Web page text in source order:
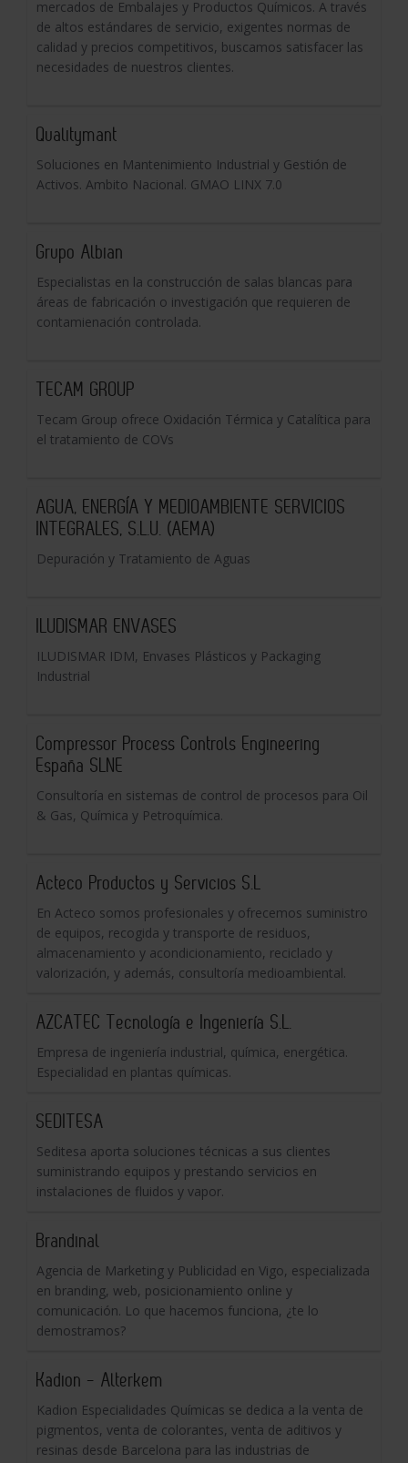
mercados de Embalajes y Productos Químicos. A través
de altos estándares de servicio, exigentes normas de
calidad y precios competitivos, buscamos satisfacer las
necesidades de nuestros clientes.
Qualitymant
Soluciones en Mantenimiento Industrial y Gestión de
Activos. Ambito Nacional. GMAO LINX 7.0
Grupo Albian
Especialistas en la construcción de salas blancas para
áreas de fabricación o investigación que requieren de
contamienación controlada.
TECAM GROUP
Tecam Group ofrece Oxidación Térmica y Catalítica para
el tratamiento de COVs
AGUA, ENERGÍA Y MEDIOAMBIENTE SERVICIOS
INTEGRALES, S.L.U. (AEMA)
Depuración y Tratamiento de Aguas
ILUDISMAR ENVASES
ILUDISMAR IDM, Envases Plásticos y Packaging
Industrial
Compressor Process Controls Engineering
España SLNE
Consultoría en sistemas de control de procesos para Oil
& Gas, Química y Petroquímica.
Acteco Productos y Servicios S.L
En Acteco somos profesionales y ofrecemos suministro
de equipos, recogida y transporte de residuos,
almacenamiento y acondicionamiento, reciclado y
valorización, y además, consultoría medioambiental.
AZCATEC Tecnología e Ingeniería S.L.
Empresa de ingeniería industrial, química, energética.
Especialidad en plantas químicas.
SEDITESA
Seditesa aporta soluciones técnicas a sus clientes
suministrando equipos y prestando servicios en
instalaciones de fluidos y vapor.
Brandinal
Agencia de Marketing y Publicidad en Vigo, especializada
en branding, web, posicionamiento online y
comunicación. Lo que hacemos funciona, ¿te lo
demostramos?
Kadion - Alterkem
Kadion Especialidades Químicas se dedica a la venta de
pigmentos, venta de colorantes, venta de aditivos y
resinas desde Barcelona para las industrias de